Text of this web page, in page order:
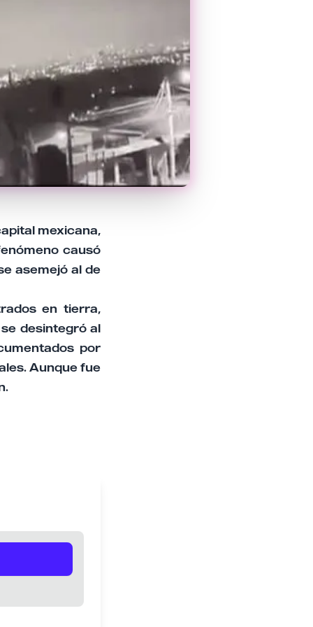
mexicana,
causó
asemejó al de
en tierra,
desintegró al
por
Aunque fue